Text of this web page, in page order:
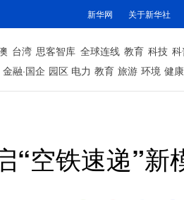
新华网 关于新华社
台湾 思客智库 全球连线 教育 科技
金融·国企 园区 电力 教育 旅游 环境 健康
“空铁速递”新